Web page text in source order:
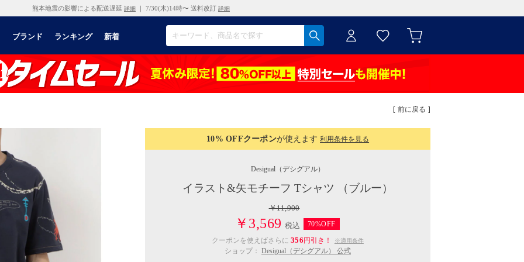
熊本地震の影響による配送遅延 詳細 ｜ 7/30(木)14時〜 送料改訂 詳細
ブランド ランキング 新着
[ 前に戻る ]
10% OFFクーポンが使えます 利用条件を見る
Desigual （デシグアル）
イラスト&矢モチーフ Tシャツ （ブルー）
￥11,900
￥3,569 税込
70%OFF
クーポンを使えばさらに356円引き！ ※適用条件
ショップ： Desigual（デシグアル） 公式